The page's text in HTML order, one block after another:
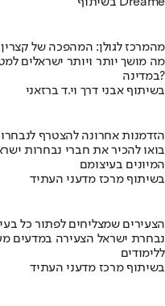
מהמרכז לגולן: המהפכה של קצרין
מה מושך יותר ויותר ישראלים
במדינה?
בשיתוף אבני דרך וי.ד ברזאני
הזדמנות אחרונה להצטרף
בואו להכיר את חברי נבחרות
המיונים בעיצומם
בשיתוף מרכז מדעני העתיד
הצעירים שמצליחים לפתור כל
נבחרת ישראל הצעירה במדעים
ללימודים
בשיתוף מרכז מדעני העתיד